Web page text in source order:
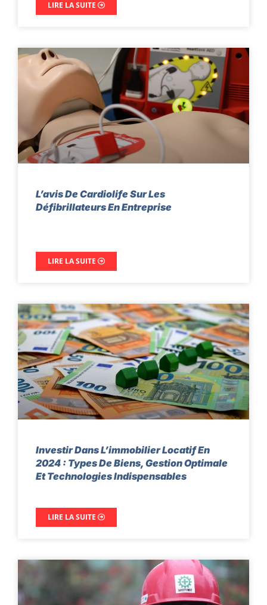
LIRE LA SUITE
L’avis De Cardiolife Sur Les
Défibrillateurs En Entreprise
LIRE LA SUITE
Investir Dans L’immobilier Locatif En
2024 : Types De Biens, Gestion Optimale
Et Technologies Indispensables
LIRE LA SUITE